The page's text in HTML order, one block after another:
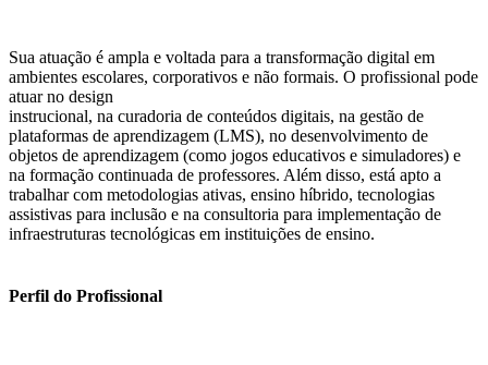
Sua atuação é ampla e voltada para a transformação digital em
ambientes escolares, corporativos e não formais. O profissional pode
atuar no design
instrucional, na curadoria de conteúdos digitais, na gestão de
plataformas de aprendizagem (LMS), no desenvolvimento de
objetos de aprendizagem (como jogos educativos e simuladores) e
na formação continuada de professores. Além disso, está apto a
trabalhar com metodologias ativas, ensino híbrido, tecnologias
assistivas para inclusão e na consultoria para implementação de
infraestruturas tecnológicas em instituições de ensino.
Perfil do Profissional